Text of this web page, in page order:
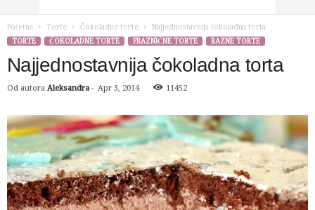
Početna Torte Čokoladne torte
Najjednostavnija čokoladna torta
TORTE
ČOKOLADNE TORTE PRAZNIČNE TORTE RAZNE TORTE
Najjednostavnija čokoladna torta
Od autora Aleksandra - Apr 3, 2014 11452